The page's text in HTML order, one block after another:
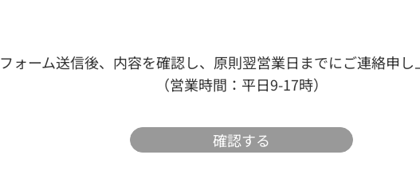
フォーム送信後、内容を確認し、原則翌営業日までにご連絡申し
（営業時間：平日9-17時）